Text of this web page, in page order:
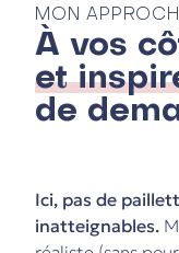
MON
À vos
et
de
Ici, pas de
inatteignables.